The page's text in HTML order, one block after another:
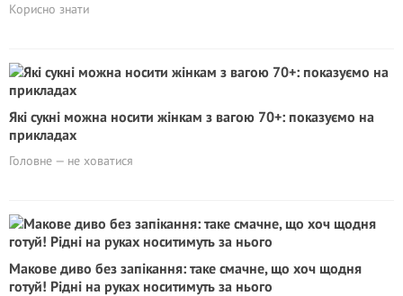
Корисно знати
Які сукні можна носити жінкам з вагою 70+: показуємо на
прикладах
Головне — не ховатися
Макове диво без запікання: таке смачне, що хоч щодня
готуй! Рідні на руках носитимуть за нього